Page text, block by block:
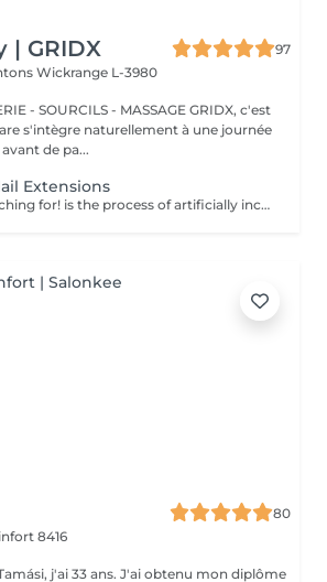
| GRIDX
97
Wickrange L-3980
- MASSAGE GRIDX, c'est
s'intègre naturellement à une journée
de pa...
Extensions
Nails you were searching for! is the process of artificially increasing the length of the nail using polygel material in order to correct the defects of the natural nail delamination and weakness of the nail plate. Our masters do edged, hardware, or combined manicure. How is polygel extension done? - removal of old semi-permanent (if needed) - rough skin is removed - the shape of the nail plate is corrected - the cuticle and side ridges are corrected - polygel is applied - semi-permanent nail polish is applied - cuticle oil and hand cream are applied Age restrictions: recommended to do from 16 years. Post procedure recommendations: there are no post recommendations for this procedure. Frequency: once in 3 weeks.
80
8416
j'ai 33 ans. J'ai obtenu mon diplôme